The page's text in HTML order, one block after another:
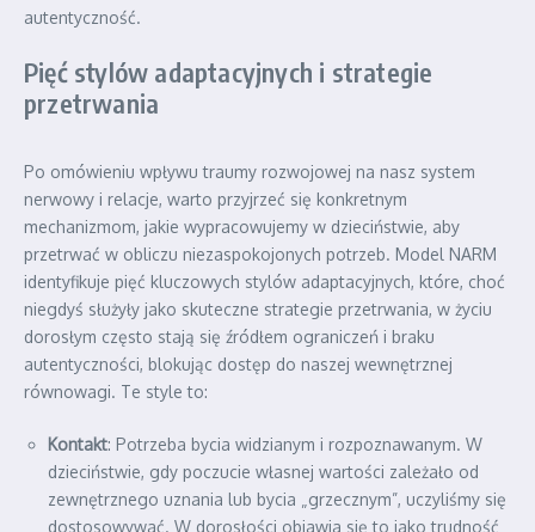
autentyczność.
Pięć stylów adaptacyjnych i strategie
przetrwania
Po omówieniu wpływu traumy rozwojowej na nasz system
nerwowy i relacje, warto przyjrzeć się konkretnym
mechanizmom, jakie wypracowujemy w dzieciństwie, aby
przetrwać w obliczu niezaspokojonych potrzeb. Model NARM
identyfikuje pięć kluczowych stylów adaptacyjnych, które, choć
niegdyś służyły jako skuteczne strategie przetrwania, w życiu
dorosłym często stają się źródłem ograniczeń i braku
autentyczności, blokując dostęp do naszej wewnętrznej
równowagi. Te style to:
Kontakt: Potrzeba bycia widzianym i rozpoznawanym. W
dzieciństwie, gdy poczucie własnej wartości zależało od
zewnętrznego uznania lub bycia „grzecznym”, uczyliśmy się
dostosowywać. W dorosłości objawia się to jako trudność